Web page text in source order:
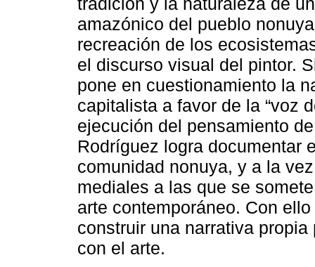
amazónico del pueblo
recreación de los
el discurso visual del pintor.
pone en cuestionamiento la
capitalista a favor de la “voz
ejecución del pensamiento
Rodríguez logra documentar
comunidad nonuya, y a la
mediales a las que se
arte contemporáneo. Con
construir una narrativa
con el arte.